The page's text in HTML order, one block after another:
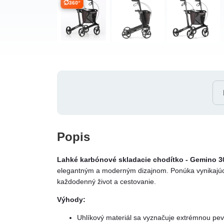
360°
Popis
Lahké karbónové skladacie chodítko - Gemino
elegantným a moderným dizajnom. Ponúka
každodenný život a cestovanie.
Výhody:
Uhlíkový materiál sa vyznačuje extrémnou